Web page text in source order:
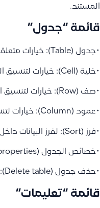
المستند.
قائمة “جدول”
•جدول (Table): خيارات متعلقة بالجدول ككل.
•خلية (Cell): خيارات لتنسيق الخلايا.
•صف (Row): خيارات لتنسيق الصفوف.
•عمود (Column): خيارات لتنسيق الأعمدة.
•فرز (Sort): لفرز البيانات داخل الجدول.
•خصائص الجدول (Table properties): لتعديل خصائص الجدول.
•حذف جدول (Delete table): لحذف الجدول.
قائمة “تعليمات”